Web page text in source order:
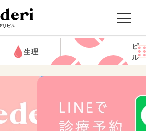
生理
ピ
ル